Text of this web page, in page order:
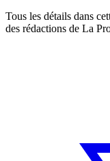
Tous les détails dans
des rédactions de La